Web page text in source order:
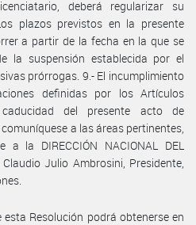
deberá regularizar su
plazos previstos en la presente
a partir de la fecha en la que se
la suspensión establecida por el
prórrogas. 9.- El incumplimiento
definidas por los Artículos
del presente acto de
a las áreas pertinentes,
la DIRECCIÓN NACIONAL DEL
Claudio Julio Ambrosini, Presidente,
esta Resolución podrá obtenerse en